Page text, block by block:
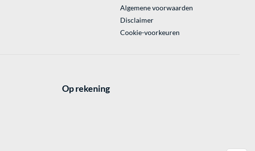
Algemene voorwaarden
Disclaimer
Cookie-voorkeuren
Op rekening